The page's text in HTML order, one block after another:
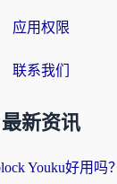
应用权限
联系我们
最新资讯